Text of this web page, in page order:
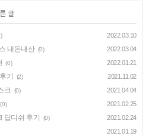
글
2022.03.10
내돈내산 (0) 2022.03.04
(0) 2022.01.21
기 (2) 2021.11.02
크 (0) 2021.04.04
(0) 2021.02.25
딥디쉬 후기 (0) 2021.02.24
2021.01.19